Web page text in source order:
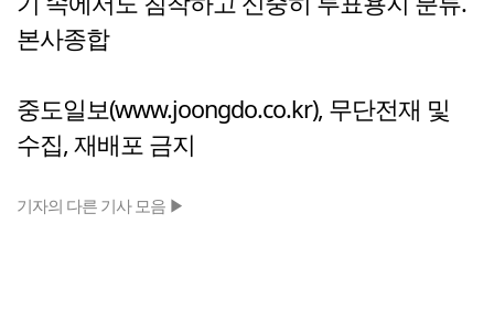
본사종합
중도일보(www.joongdo.co.kr), 무단전재 및
수집, 재배포 금지
기자의 다른 기사 모음 ▶